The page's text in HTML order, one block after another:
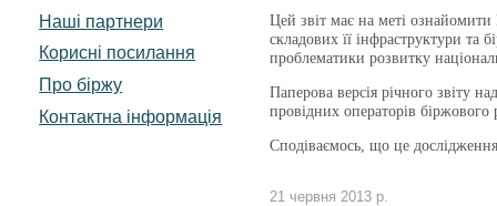
Наші партнери
Корисні посилання
Про біржу
Контактна інформація
Цей звіт має на меті
складових її інфраструктури та
проблематики розвитку
Паперова версія річного звіту
провідних операторів
Сподіваємось, що це
21 червня 2013 р.